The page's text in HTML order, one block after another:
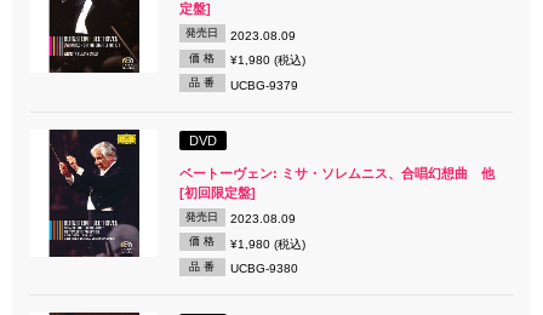
定盤]
発売日 2023.08.09
価 格 ¥1,980 (税込)
品 番 UCBG-9379
DVD
ベートーヴェン: ミサ・ソレムニス、合唱幻想曲 他
[初回限定盤]
発売日 2023.08.09
価 格 ¥1,980 (税込)
品 番 UCBG-9380